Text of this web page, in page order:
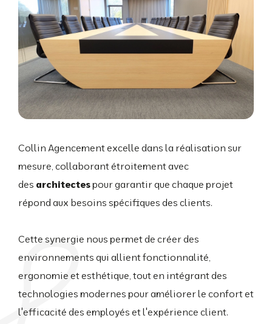
Collin Agencement excelle dans la réalisation sur
mesure, collaborant étroitement avec
des architectespour garantir que chaque projet
répond aux besoins spécifiques des clients.
Cette synergie nous permet de créer des
environnements qui allient fonctionnalité,
ergonomie et esthétique, tout en intégrant des
technologies modernes pour améliorer le confort et
l'efficacité des employés et l'expérience client.